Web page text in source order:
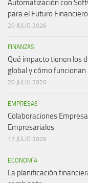
Automatización con
para el Futuro Financiero
20 JULIO 2026
FINANZAS
Qué impacto tienen los
global y cómo funcionan
20 JULIO 2026
EMPRESAS
Colaboraciones
Empresariales
17 JULIO 2026
ECONOMÍA
La planificación